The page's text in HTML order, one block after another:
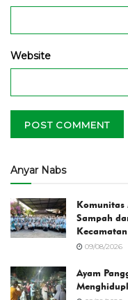
Website
Anyar Nabs
Komunitas
Sampah
09/08/2026
Ayam